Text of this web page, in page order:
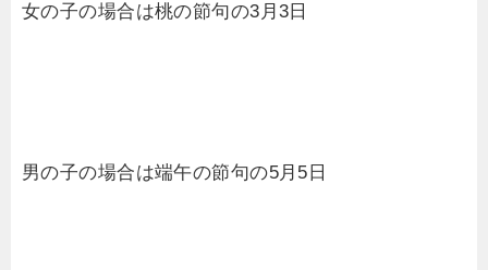
女の子の場合は桃の節句の3月3日
男の子の場合は端午の節句の5月5日